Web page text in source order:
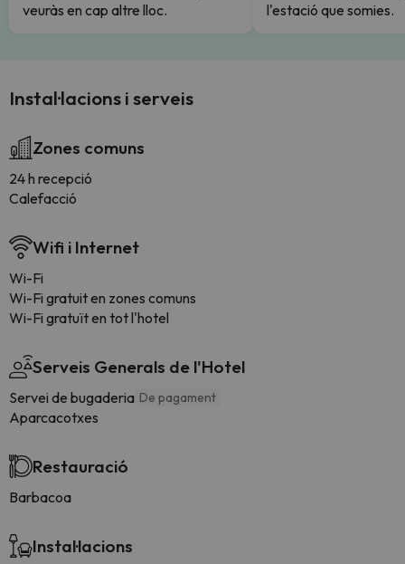
veuràs en cap altre lloc.
l'estació que somies.
Instal·lacions i serveis
Zones comuns
24 h recepció
Calefacció
Wifi i Internet
Wi-Fi
Wi-Fi gratuit en zones comuns
Wi-Fi gratuït en tot l'hotel
Serveis Generals de l'Hotel
Servei de bugaderia De pagament
Aparcacotxes
Restauració
Barbacoa
Instal·lacions